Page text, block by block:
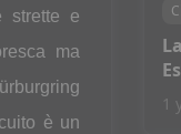
strette e
ma
è un
1